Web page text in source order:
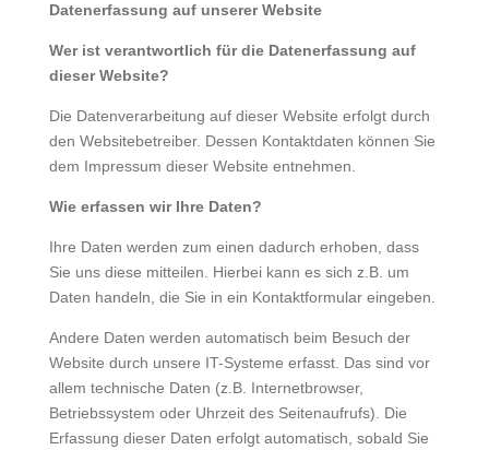
Datenerfassung auf unserer Website
Wer ist verantwortlich für die Datenerfassung auf
dieser Website?
Die Datenverarbeitung auf dieser Website erfolgt durch
den Websitebetreiber. Dessen Kontaktdaten können Sie
dem Impressum dieser Website entnehmen.
Wie erfassen wir Ihre Daten?
Ihre Daten werden zum einen dadurch erhoben, dass
Sie uns diese mitteilen. Hierbei kann es sich z.B. um
Daten handeln, die Sie in ein Kontaktformular eingeben.
Andere Daten werden automatisch beim Besuch der
Website durch unsere IT-Systeme erfasst. Das sind vor
allem technische Daten (z.B. Internetbrowser,
Betriebssystem oder Uhrzeit des Seitenaufrufs). Die
Erfassung dieser Daten erfolgt automatisch, sobald Sie